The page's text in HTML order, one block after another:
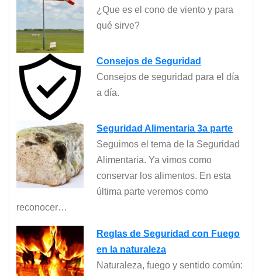
¿Que es el cono de viento y para
qué sirve?
Consejos de Seguridad
Consejos de seguridad para el día
a día.
Seguridad Alimentaria 3a parte
Seguimos el tema de la Seguridad
Alimentaria. Ya vimos como
conservar los alimentos. En esta
última parte veremos como
reconocer…
Reglas de Seguridad con Fuego
en la naturaleza
Naturaleza, fuego y sentido común: